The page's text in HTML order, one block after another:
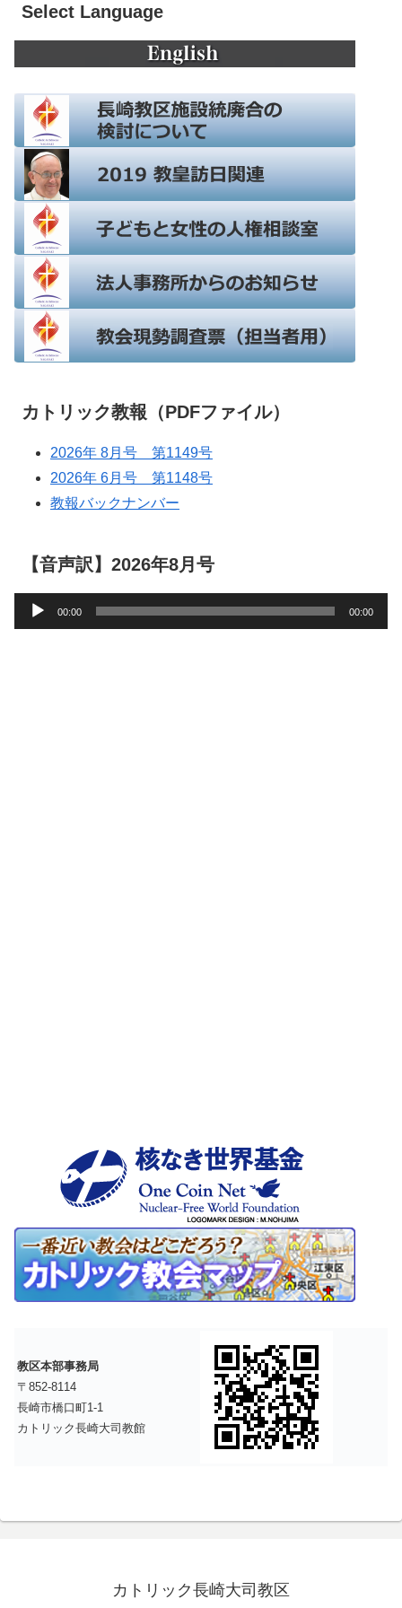
Select Language
カトリック教報（PDFファイル）
2026年 8月号 第1149号
2026年 6月号 第1148号
教報バックナンバー
【音声訳】2026年8月号
声
00:00 00:00
教区本部事務局
〒852-8114
長崎市橋口町1-1
カトリック長崎大司教館
カトリック長崎大司教区